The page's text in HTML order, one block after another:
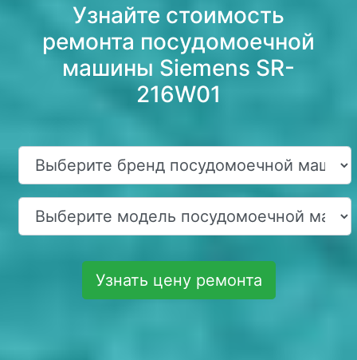
Узнайте стоимость
ремонта посудомоечной
машины Siemens SR-
216W01
Узнать цену ремонта